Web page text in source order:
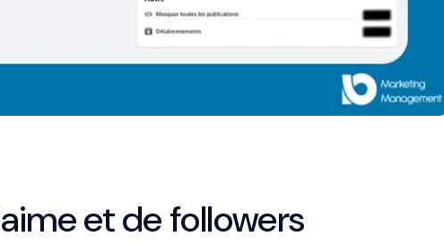
et de followers